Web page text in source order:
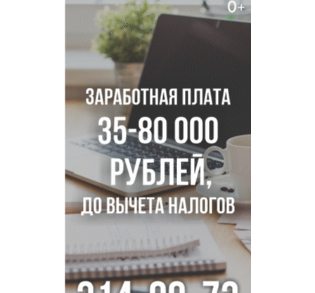
В Новосибирске врачи прооперировали 25 тысяч
пациентов с катарактой
Знаменитый орангутан Бату отметил юбилей в
новосибирском зоопарке
Новосибирские хирурги спасли сердце восьмиклассницы
с донорским клапаном